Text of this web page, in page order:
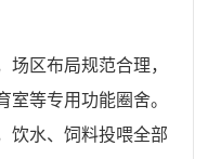
场区布局规范合理，
等专用功能圈舍。
饮水、饲料投喂全部